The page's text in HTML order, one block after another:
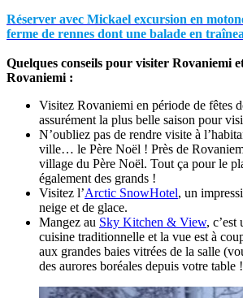
Réserver avec Mickael excursion en
ferme de rennes dont une balade en
Quelques conseils pour visiter Rovaniemi
Rovaniemi :
Visitez Rovaniemi en période de fêtes
assurément la plus belle saison pour
N’oubliez pas de rendre visite à
ville… le Père Noël ! Près de
village du Père Noël. Tout ça pour le
également des grands !
Visitez l’Arctic SnowHotel, un
neige et de glace.
Mangez au Sky Kitchen & View, c’est
cuisine traditionnelle et la vue est à
aux grandes baies vitrées de la salle
des aurores boréales depuis votre table